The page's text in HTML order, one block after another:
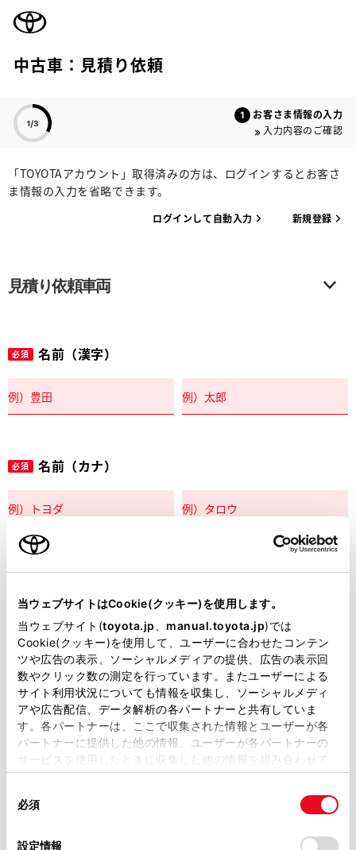
当ウェブサイトはCookie(クッキー)を使用します。
当ウェブサイト(toyota.jp manual.toyota.jp)では
Cookie(クッキー)を使用して、ユーザーに合わせたコンテン
ツや広告の表示、ソーシャルメディアの提供、広告の表示回
数やクリック数の測定を行っています。またユーザーによる
サイト利用状況についても情報を収集し、ソーシャルメディ
アや広告配信、データ解析の各パートナーと共有していま
す。各パートナーは、ここで収集された情報とユーザーが各
パートナーに提供した他の情報、ユーザーが各パートナーの
サービスを使用したときに収集した他の情報を組み合わせて
使用することがあります。当ウェブサイトの使用を続行する
デバイスにすべてのCookie(クッキー)が保存されることに同
必須
設定情報
中古車：見積り依頼
お客さま情報の入力
入力内容のご確認
「TOYOTAアカウント」取得済みの方は、ログインするとお客さ
ま情報の入力を省略できます。
ログインして自動入力 新規登録
見積り依頼車両
必須 名前（漢字）
必須 名前（カナ）
郵便番号
住所自動入力
必須 都道府県
市区町村名